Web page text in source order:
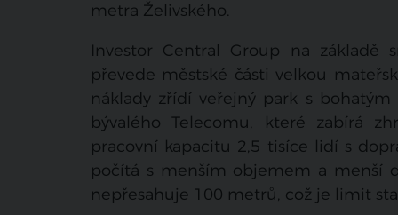
metra Želivského.
Investor Central Group na základě
převede městské části velkou
náklady zřídí veřejný park s
bývalého Telecomu, které zabírá
pracovní kapacitu 2,5 tisíce lidí s
počítá s menším objemem a menší
nepřesahuje 100 metrů, což je limit